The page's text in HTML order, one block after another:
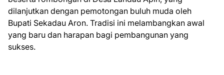
dilanjutkan dengan pemotongan buluh muda oleh
Bupati Sekadau Aron. Tradisi ini melambangkan awal
yang baru dan harapan bagi pembangunan yang
sukses.